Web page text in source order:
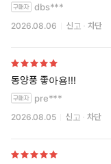
dbs***
2026.08.06 신고 차단
동양풍 좋아용!!!
pre***
2026.08.05 신고 차단